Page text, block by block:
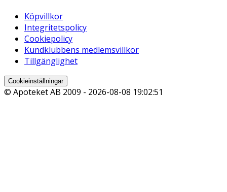
Köpvillkor
Integritetspolicy
Cookiepolicy
Kundklubbens medlemsvillkor
Tillgänglighet
Cookieinställningar
© Apoteket AB 2009 - 2026-08-08 19:02:51